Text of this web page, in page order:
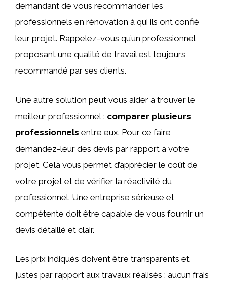
demandant de vous recommander les
professionnels en rénovation à qui ils ont confié
leur projet. Rappelez-vous qu’un professionnel
proposant une qualité de travail est toujours
recommandé par ses clients.
Une autre solution peut vous aider à trouver le
meilleur professionnel : comparer plusieurs
professionnels entre eux. Pour ce faire,
demandez-leur des devis par rapport à votre
projet. Cela vous permet d’apprécier le coût de
votre projet et de vérifier la réactivité du
professionnel. Une entreprise sérieuse et
compétente doit être capable de vous fournir un
devis détaillé et clair.
Les prix indiqués doivent être transparents et
justes par rapport aux travaux réalisés : aucun frais